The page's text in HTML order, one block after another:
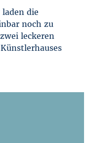
die
noch zu
leckeren